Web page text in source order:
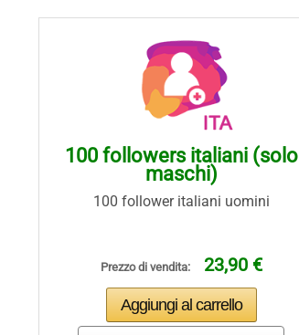
100 followers italiani (solo
maschi)
100 follower italiani uomini
Prezzo di vendita: 23,90 €